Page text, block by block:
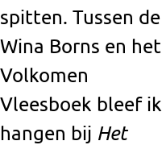
spitten. Tussen de
Wina Borns en het
Volkomen
Vleesboek bleef ik
hangen bij Het